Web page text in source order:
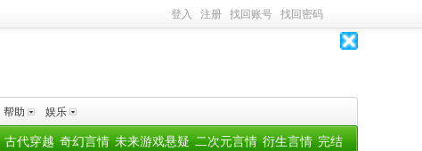
登入 注册 找回账号 找回密码
帮助 娱乐
完结
衍生言情
二次元言情
未来游戏悬疑
奇幻言情
古代穿越